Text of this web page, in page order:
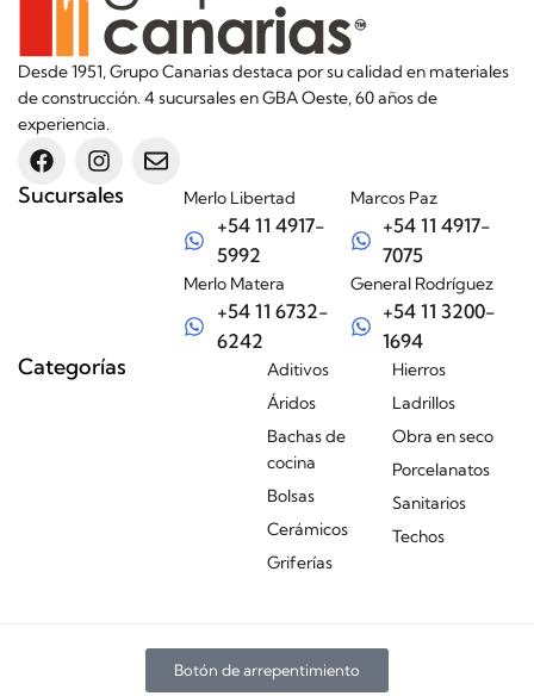
Desde 1951, Grupo Canarias destaca por su calidad en materiales
de construcción. 4 sucursales en GBA Oeste, 60 años de
experiencia.
Sucursales Merlo Libertad
+54 11 4917-
5992
Merlo Matera
+54 11 6732-
6242
Marcos Paz
+54 11 4917-
7075
General Rodríguez
+54 11 3200-
1694
Categorías
Aditivos
Áridos
Bachas de
cocina
Bolsas
Cerámicos
Griferías
Hierros
Ladrillos
Obra en seco
Porcelanatos
Sanitarios
Techos
Botón de arrepentimiento